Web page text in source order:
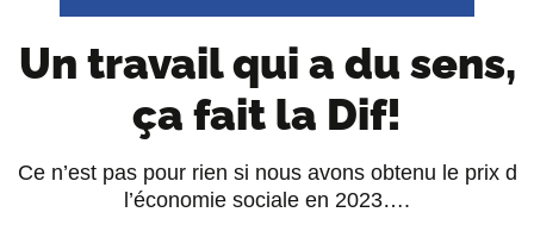
Un travail qui a du sens,
ça fait la Dif!
Ce n’est pas pour rien si nous avons obtenu le prix d
l’économie sociale en 2023….